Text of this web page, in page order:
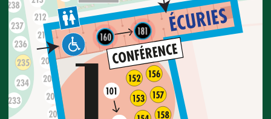
160 181